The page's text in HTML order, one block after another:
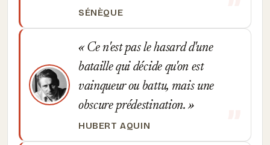
SÉNÈQUE
Ce n'est pas le hasard d'une
bataille qui décide qu'on est
vainqueur ou battu, mais une
obscure prédestination.
HUBERT AQUIN